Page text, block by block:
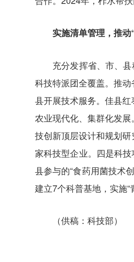
实施清单管理，推动
充分发挥省、市、
科技特派团全覆盖。推
县开展技术服务。佳县
农业现代化、集群化发
技创新顶层设计和规划
家科技型企业。四是科
县参与的“食药用菌技术
建立7个科普基地，实施“
（供稿：科技部）